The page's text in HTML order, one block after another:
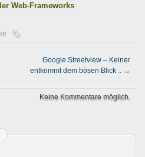
Web-Frameworks
Google Streetview – Keiner
entkommt dem bösen Blick .. →
Keine Kommentare möglich.